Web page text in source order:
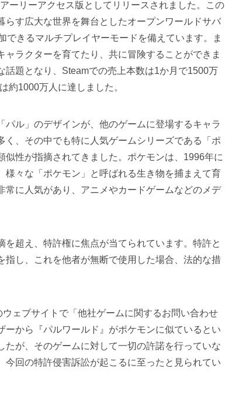
ーリーアクセス版としてリリースされました。この
らす広大な世界を舞台としたオープンワールドサバ
できるマルチプレイヤーモードを備えています。ま
ラクターを育てたり、共に冒険することができま
話題となり、Steamでの売上本数は1か月で1500万
約1000万人に達しました。
パル」のデザインが、他のゲームに登場するキャラ
く、その中でも特に人気ゲームシリーズである「ポ
性が指摘されてきました。ポケモンは、1996年に
様々な「ポケモン」と呼ばれる生き物を捕まえて育
常に人気があり、アニメやカードゲームなどのメデ
超え、特許権に焦点が当てられています。特許と
指し、これを他者が無断で使用した場合、法的な措
ェブサイトで「他社ゲームに関するお問い合わせ
ーから『パルワールド』がポケモンに似ているとい
たが、そのゲームに対して一切の許諾を行っていな
今回の特許侵害訴訟が起こるに至ったと見られてい